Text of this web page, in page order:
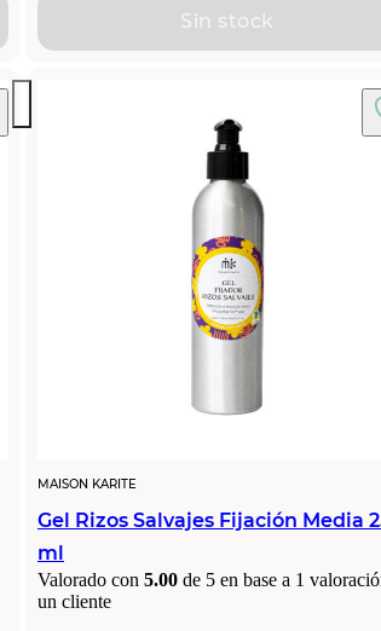
Sin stock
MAISON KARITE
Gel Rizos Salvajes Fijación Media
ml
Valorado con 5.00 de 5 en base a 1
un cliente